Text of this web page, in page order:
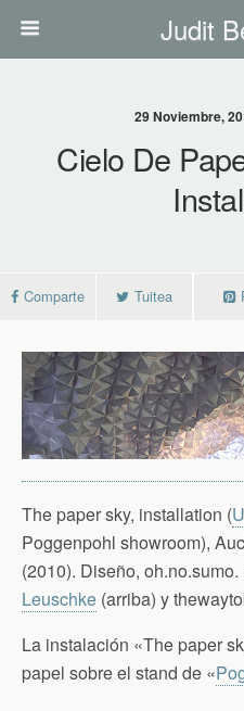
Judit
29 Noviembre,
Cielo De
Comparte Tuitea
The paper sky, installation (
Poggenpohl showroom),
(2010). Diseño,
Leuschke (arriba) y
La instalación «The paper
papel sobre el stand de «